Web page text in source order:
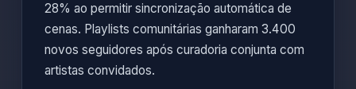
28% ao permitir sincronização automática de
cenas. Playlists comunitárias ganharam 3.400
novos seguidores após curadoria conjunta com
artistas convidados.